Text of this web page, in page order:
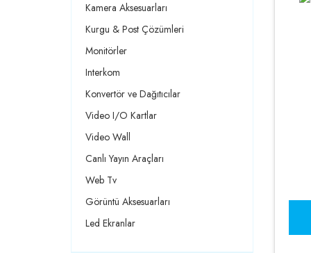
Kamera Aksesuarları
Kurgu & Post Çözümleri
Monitörler
Interkom
Konvertör ve Dağıtıcılar
Video I/O Kartlar
Video Wall
Canlı Yayın Araçları
Web Tv
Görüntü Aksesuarları
Led Ekranlar